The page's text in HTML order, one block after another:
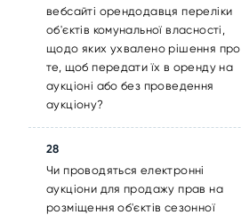
вебсайті орендодавця переліки
об'єктів комунальної власності,
щодо яких ухвалено рішення про
те, щоб передати їх в оренду на
аукціоні або без проведення
аукціону?
28
Чи проводяться електронні
аукціони для продажу прав на
розміщення об'єктів сезонної